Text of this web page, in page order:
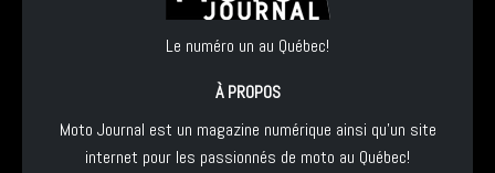
Le numéro un au Québec!
À PROPOS
Moto Journal est un magazine numérique ainsi qu'un site
internet pour les passionnés de moto au Québec!